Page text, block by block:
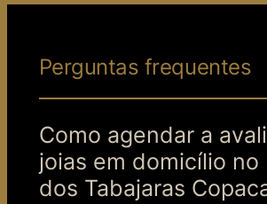
Perguntas frequentes
Como agendar a
joias em domicílio no
dos Tabajaras